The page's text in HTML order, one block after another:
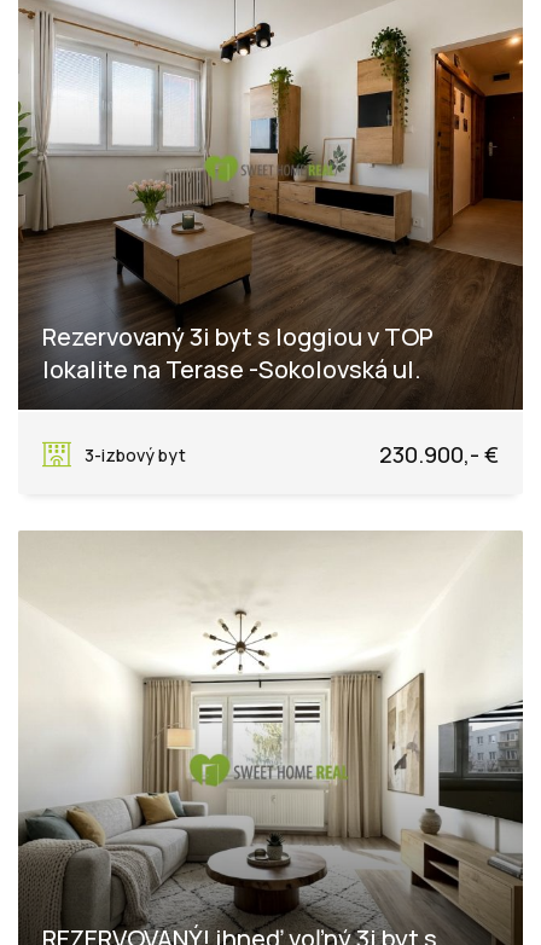
Rezervovaný 3i byt s loggiou v TOP
lokalite na Terase -Sokolovská ul.
3-izbový byt
230.900,- €
REZERVOVANÝ! ihneď voľný 3i byt s